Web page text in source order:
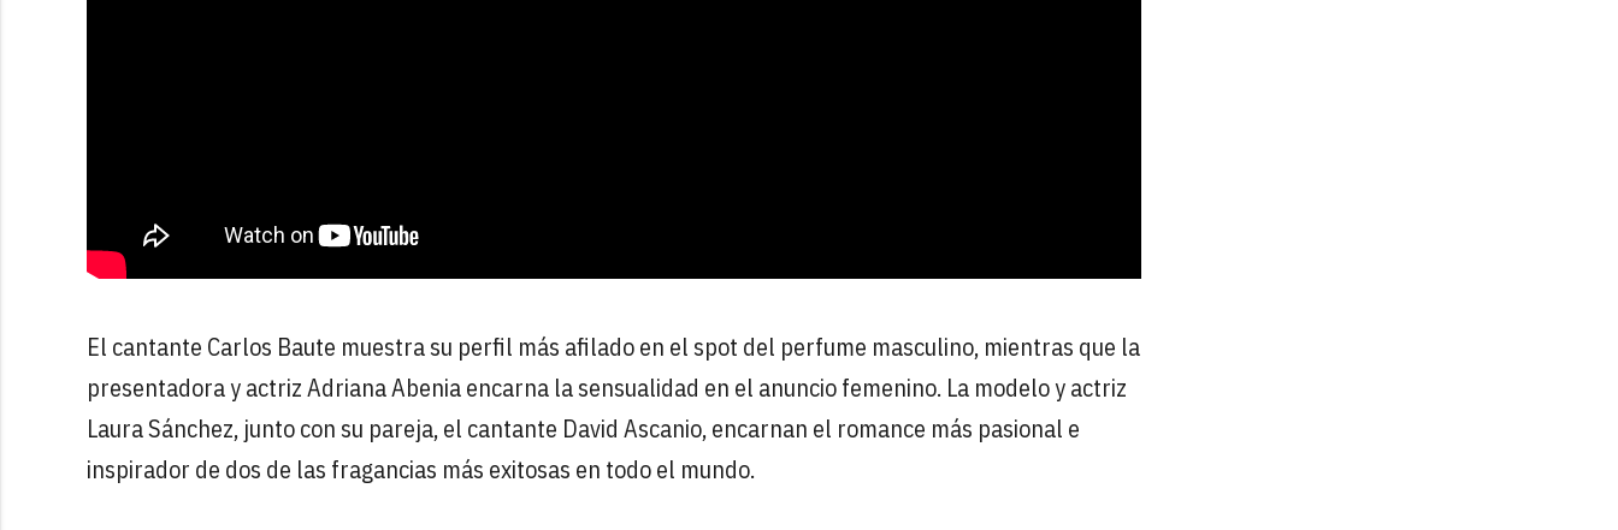
El cantante Carlos Baute muestra su perfil más afilado en el spot del perfume masculino, mientras que la
presentadora y actriz Adriana Abenia encarna la sensualidad en el anuncio femenino. La modelo y actriz
Laura Sánchez, junto con su pareja, el cantante David Ascanio, encarnan el romance más pasional e
inspirador de dos de las fragancias más exitosas en todo el mundo.